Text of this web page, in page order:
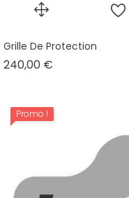
Grille De Protection
240,00 €
Promo !